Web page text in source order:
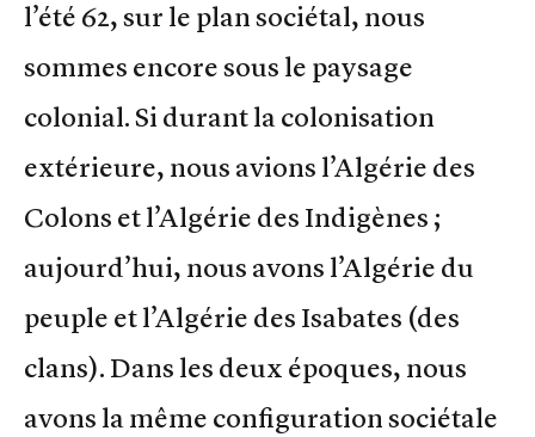
l’été 62, sur le plan sociétal, nous
sommes encore sous le paysage
colonial. Si durant la colonisation
extérieure, nous avions l’Algérie des
Colons et l’Algérie des Indigènes ;
aujourd’hui, nous avons l’Algérie du
peuple et l’Algérie des Isabates (des
clans). Dans les deux époques, nous
avons la même configuration sociétale